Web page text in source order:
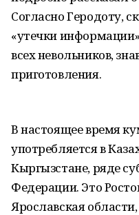
Согласно Геродоту,
«утечки
всех невольников,
приготовления.
В настоящее время
употребляется в
Кыргызстане, ряде
Федерации. Это
Ярославская